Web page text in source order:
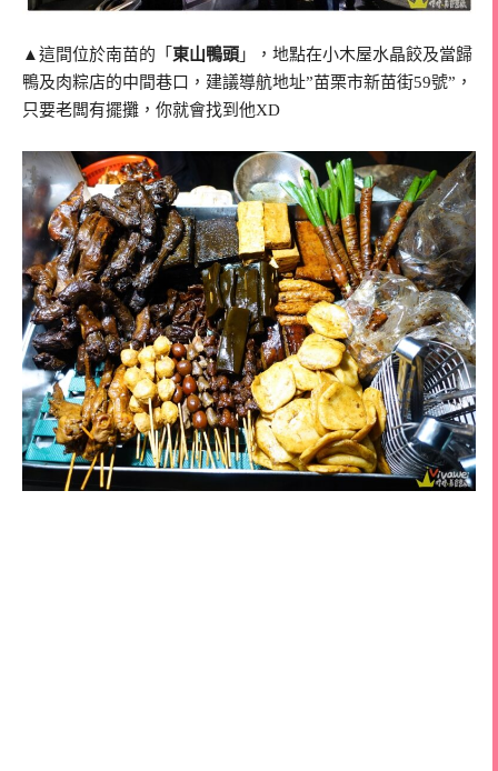
▲這間位於南苗的「 東山鴨頭 」，地點在小木屋水晶餃及當歸
鴨及肉粽店的中間巷口，建議導航地址”苗栗市新苗街59號”，
只要老闆有擺攤，你就會找到他XD